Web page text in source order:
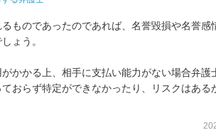
ものであったのであれば、名誉毀損や名誉感
ょう。
かかる上、相手に支払い能力がない場合弁護
おらず特定ができなかったり、リスクはある